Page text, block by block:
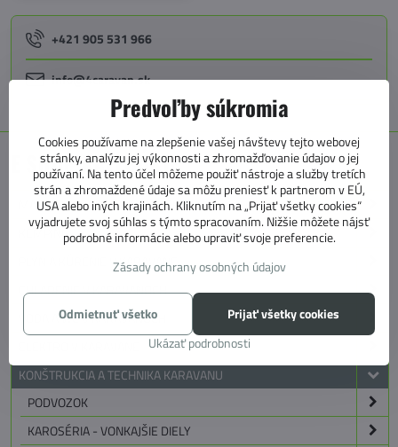
+421 905 531 966
info@4caravan.sk
E SHOP KATEGÓRIE
MARKÍZY, PREDSTANY, KOBERCE
KEMPING
PLYN A KÚRENIE V KARAVANE
CHLADENIE V KARAVANOCH
VODA A WC V KARAVANOCH
KONŠTRUKCIA A TECHNIKA KARAVANU
PODVOZOK
KAROSÉRIA - VONKAJŠIE DIELY
Predvoľby súkromia
Cookies používame na zlepšenie vašej návštevy tejto webovej
stránky, analýzu jej výkonnosti a zhromažďovanie údajov o jej
používaní. Na tento účel môžeme použiť nástroje a služby tretích
strán a zhromaždené údaje sa môžu preniesť k partnerom v EÚ,
USA alebo iných krajinách. Kliknutím na „Prijať všetky cookies“
vyjadrujete svoj súhlas s týmto spracovaním. Nižšie môžete nájsť
podrobné informácie alebo upraviť svoje preferencie.
Zásady ochrany osobných údajov
Ukázať podrobnosti
Prijať všetky cookies
Odmietnuť všetko